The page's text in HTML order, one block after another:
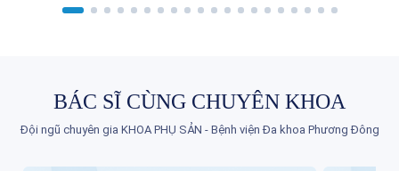
BÁC SĨ CÙNG CHUYÊN KHOA
Đội ngũ chuyên gia KHOA PHỤ SẢN - Bệnh viện Đa khoa Phương Đông